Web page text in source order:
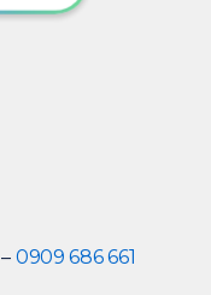
0909 686 661